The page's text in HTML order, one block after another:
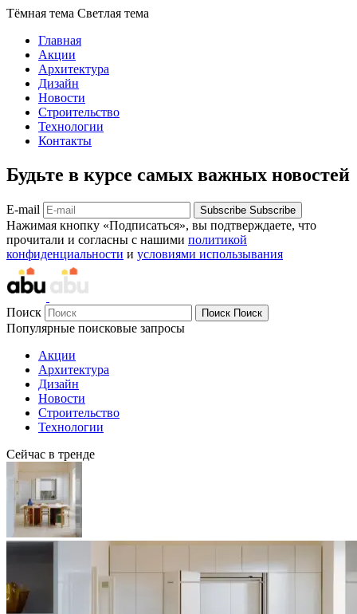
Тёмная тема Светлая тема
Главная
Акции
Архитектура
Дизайн
Новости
Строительство
Технологии
Контакты
Будьте в курсе самых важных новостей
E-mail Subscribe Subscribe
Нажимая кнопку «Подписаться», вы подтверждаете, что
прочитали и согласны с нашими политикой
конфиденциальности и условиями использывания
Поиск Поиск Поиск
Популярные поисковые запросы
Акции
Архитектура
Дизайн
Новости
Строительство
Технологии
Сейчас в тренде